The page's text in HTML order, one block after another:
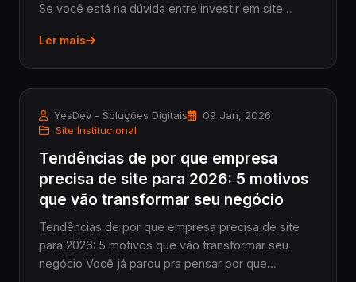
Se você está na dúvida entre investir em site
este guia é para você. Em poucos minutos, vamo...
Ler mais
YesDev - Soluções Digitais
09 Jan, 2026
Site Institucional
Tendências de por que empresa
precisa de site para 2026: 5 motivos
que vão transformar seu negócio
Tendências de por que empresa precisa de site
para 2026: 5 motivos que vão transformar seu
negócio Você já parou pra pensar por que